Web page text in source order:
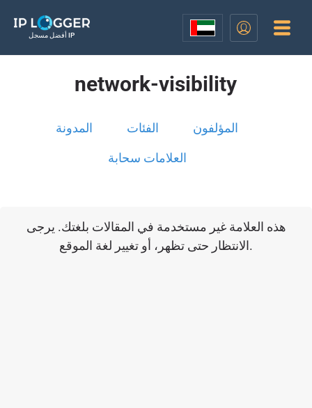
أفضل مسجل IP
network-visibility
المدونة الفئات المؤلفون
العلامات سحابة